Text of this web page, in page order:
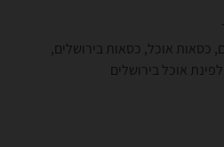
, כסאות אוכל, כסאות בירושלים,
אוכל בירושלים